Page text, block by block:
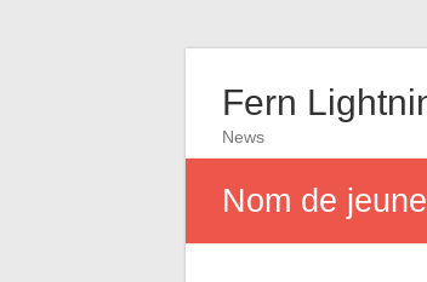
Fern
News
Nom de